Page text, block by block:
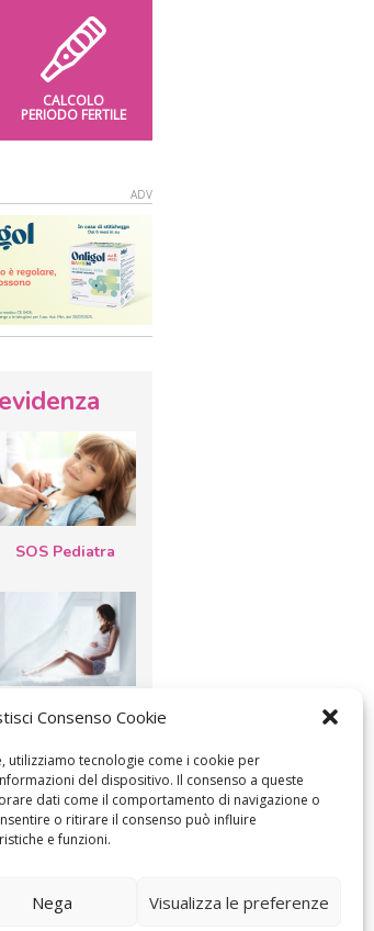
Consenso Cookie
utilizziamo tecnologie come i cookie per
del dispositivo. Il consenso a queste
dati come il comportamento di navigazione o
o ritirare il consenso può influire
e funzioni.
Nega Visualizza le preferenze
CALCOLO
PERIODO FERTILE
SOS Pediatra
Le settimane di
gravidanza